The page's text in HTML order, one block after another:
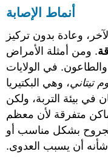
أنماط الإصابة
وعادة بدون تركيز
. ومن أمثلة الأمراض
والطاعون. في الولايات
تيتاني، وهي البكتيريا
في بيئة التربة، ولكن
متفرقة لأن معظم
بشكل مناسب أو
شأنه أن يسبب العدوى.